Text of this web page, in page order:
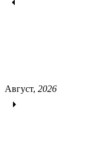
Август, 2026